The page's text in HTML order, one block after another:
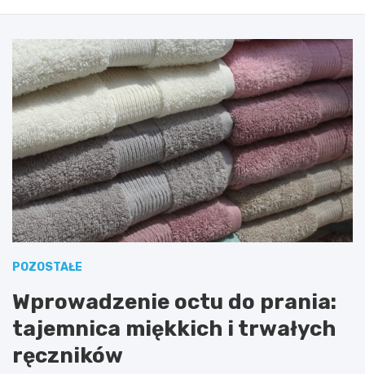
POZOSTAŁE
Wprowadzenie octu do prania:
tajemnica miękkich i trwałych
ręczników